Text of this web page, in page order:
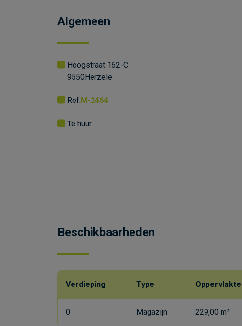
Algemeen
Herzele
9550
Hoogstraat 162-C
Ref.M-2464
Te huur
Beschikbaarheden
Verdieping Type Oppervlakte
0 Magazijn 229,00 m²